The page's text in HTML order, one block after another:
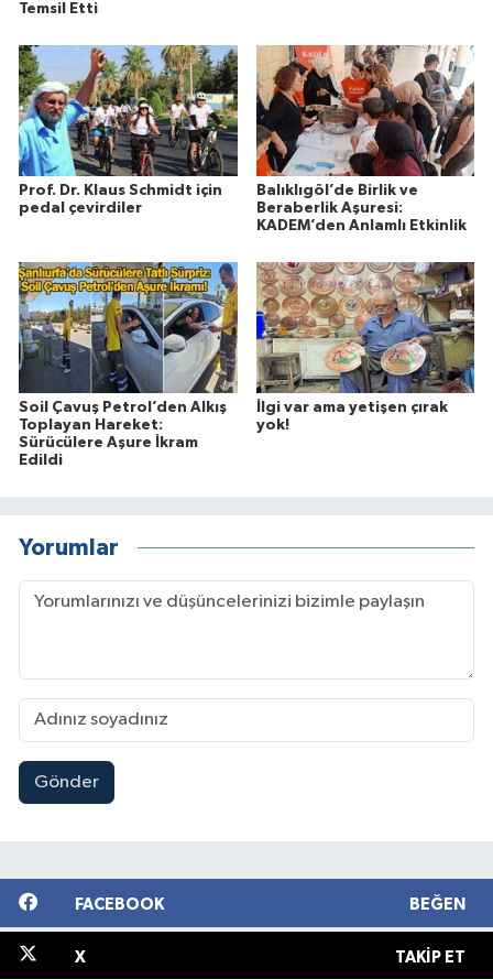
Temsil Etti
Prof. Dr. Klaus Schmidt için
pedal çevirdiler
Balıklıgöl’de Birlik ve
Beraberlik Aşuresi:
KADEM’den Anlamlı Etkinlik
Soil Çavuş Petrol’den Alkış
Toplayan Hareket:
Sürücülere Aşure İkram
Edildi
İlgi var ama yetişen çırak
yok!
Yorumlar
Gönder
FACEBOOK BEĞEN
X TAKIP ET